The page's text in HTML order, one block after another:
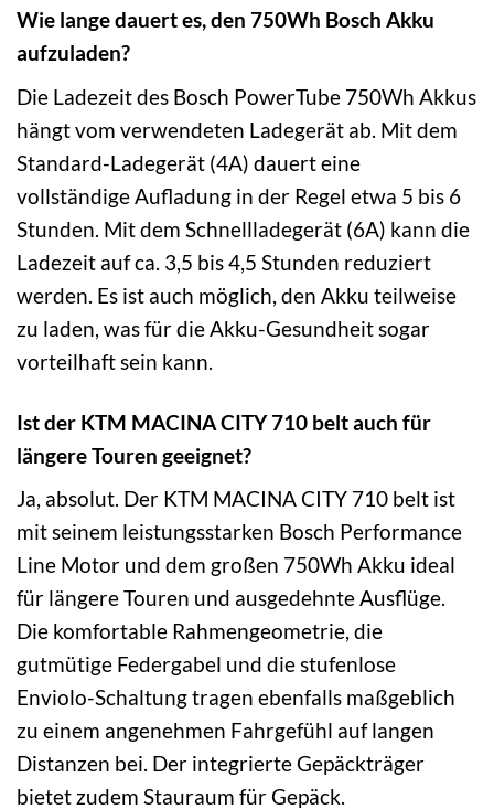
Wie lange dauert es, den 750Wh Bosch Akku
aufzuladen?
Die Ladezeit des Bosch PowerTube 750Wh Akkus
hängt vom verwendeten Ladegerät ab. Mit dem
Standard-Ladegerät (4A) dauert eine
vollständige Aufladung in der Regel etwa 5 bis 6
Stunden. Mit dem Schnellladegerät (6A) kann die
Ladezeit auf ca. 3,5 bis 4,5 Stunden reduziert
werden. Es ist auch möglich, den Akku teilweise
zu laden, was für die Akku-Gesundheit sogar
vorteilhaft sein kann.
Ist der KTM MACINA CITY 710 belt auch für
längere Touren geeignet?
Ja, absolut. Der KTM MACINA CITY 710 belt ist
mit seinem leistungsstarken Bosch Performance
Line Motor und dem großen 750Wh Akku ideal
für längere Touren und ausgedehnte Ausflüge.
Die komfortable Rahmengeometrie, die
gutmütige Federgabel und die stufenlose
Enviolo-Schaltung tragen ebenfalls maßgeblich
zu einem angenehmen Fahrgefühl auf langen
Distanzen bei. Der integrierte Gepäckträger
bietet zudem Stauraum für Gepäck.